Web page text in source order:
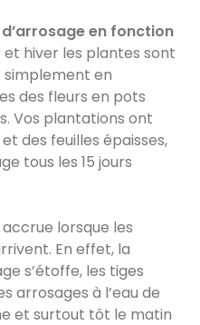
en fonction
hiver les plantes sont
en
des fleurs en pots
Vos plantations ont
des feuilles épaisses,
tous les 15 jours
lorsque les
En effet, la
s’étoffe, les tiges
arrosages à l’eau de
et surtout tôt le matin